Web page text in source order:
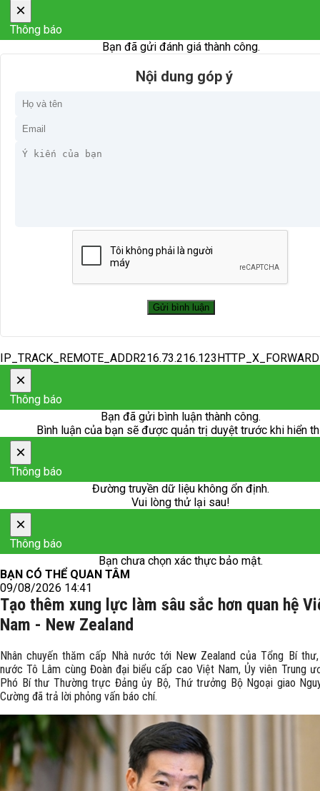
×
Thông báo
Bạn đã gửi đánh giá thành công.
Nội dung góp ý
×
Thông báo
Bạn đã gửi bình luận thành công.
Bình luận của bạn sẽ được quản trị duyệt trước khi hiển
×
Thông báo
Đường truyền dữ liệu không ổn định.
Vui lòng thử lại sau!
×
Thông báo
Bạn chưa chọn xác thực bảo mật.
BẠN CÓ THỂ QUAN TÂM
09/08/2026 14:41
Tạo thêm xung lực làm sâu sắc hơn quan hệ
Nam - New Zealand
Nhân chuyến thăm cấp Nhà nước tới New Zealand của Tổng Bí
nước Tô Lâm cùng Đoàn đại biểu cấp cao Việt Nam, Ủy viên Trung
Phó Bí thư Thường trực Đảng ủy Bộ, Thứ trưởng Bộ Ngoại giao
Cường đã trả lời phỏng vấn báo chí.